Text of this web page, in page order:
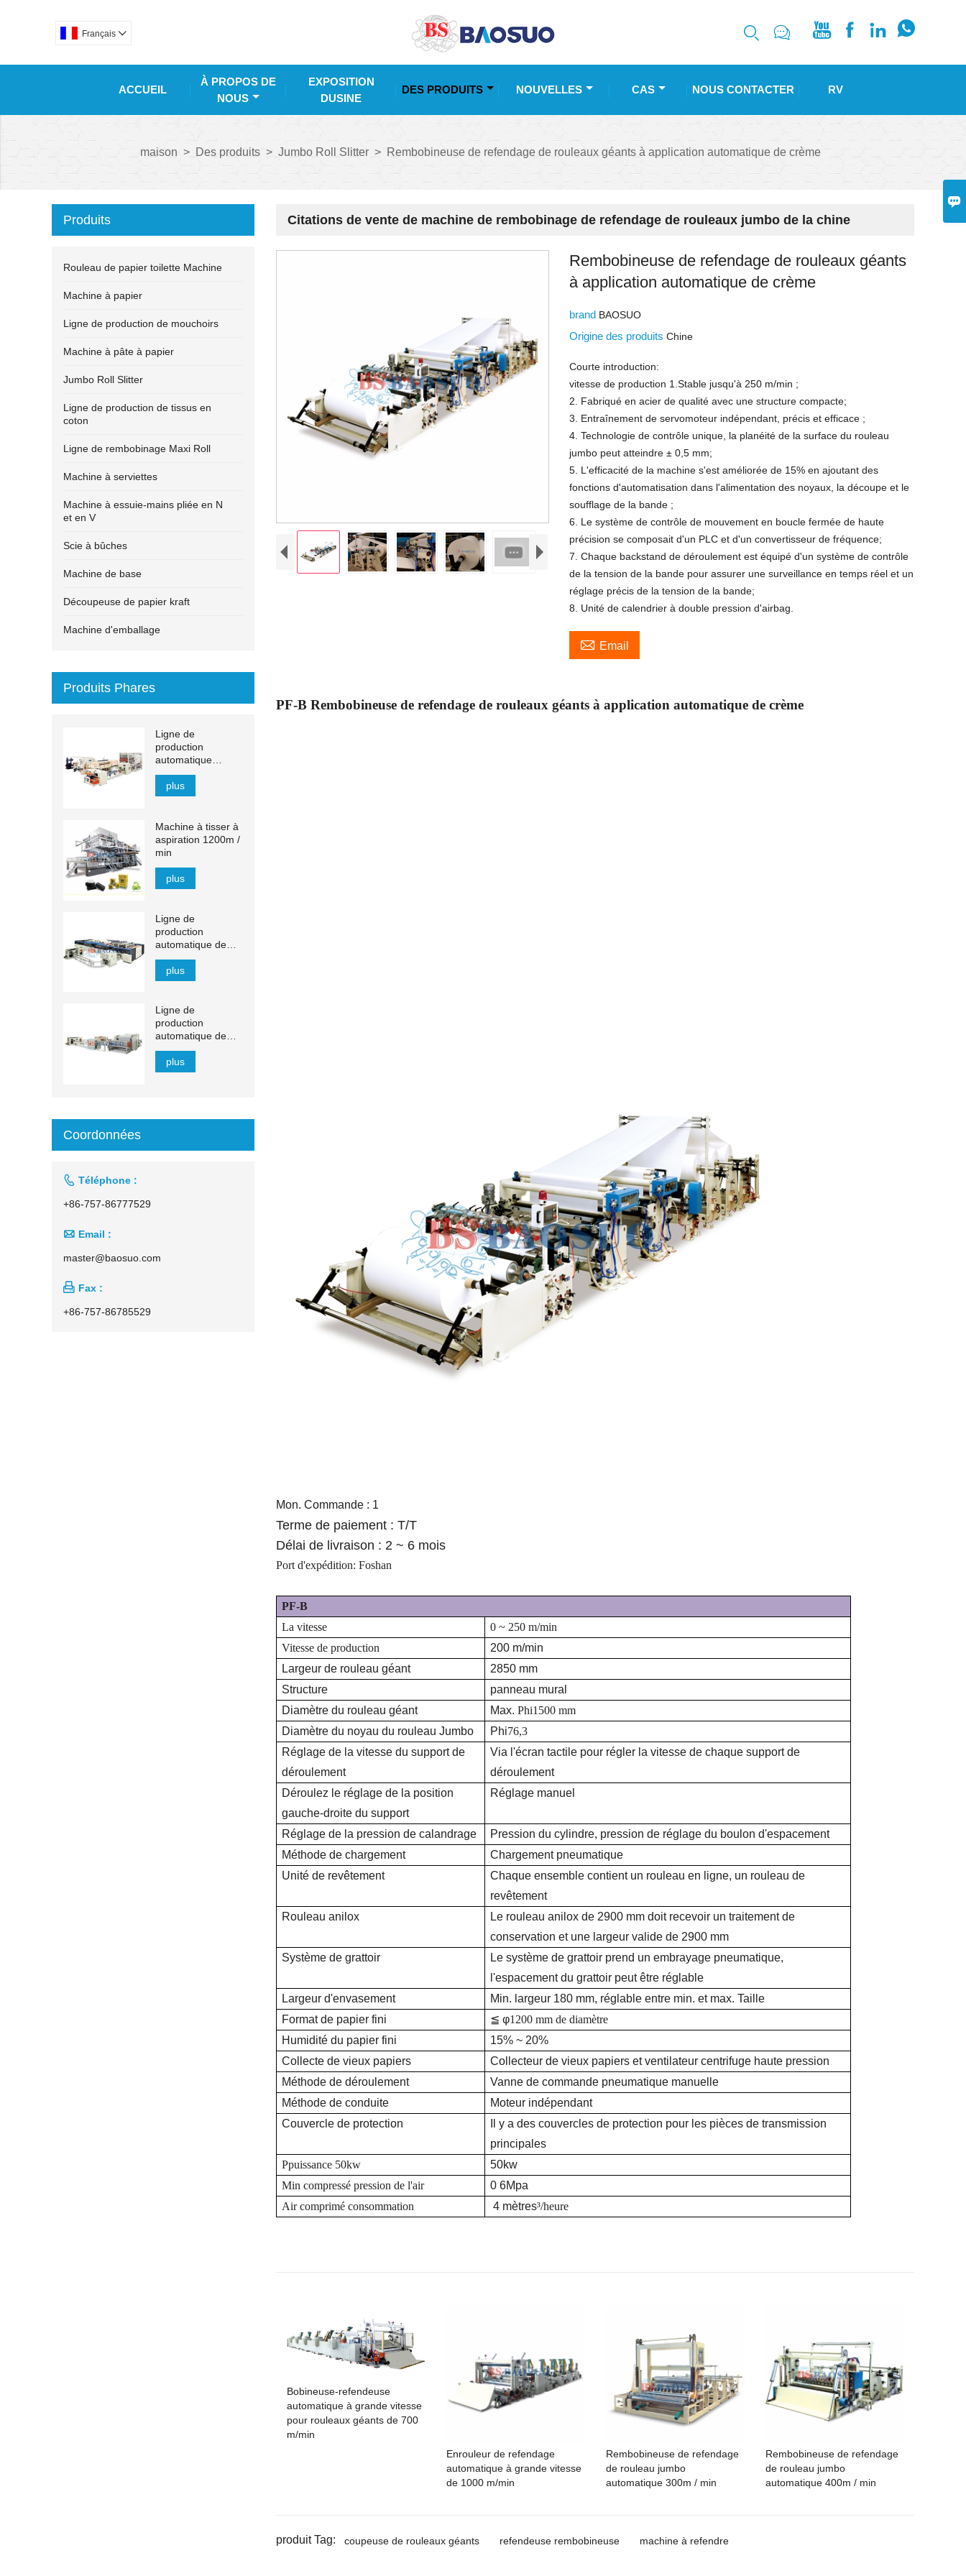

Français       
ACCUEIL
À PROPOS DE
NOUS
EXPOSITION
DUSINE
DES PRODUITS NOUVELLES CAS NOUS CONTACTER RV
maison > Des produits > Jumbo Roll Slitter > Rembobineuse de refendage de rouleaux géants à application automatique de crème
Citations de vente de machine de rembobinage de refendage de rouleaux jumbo de la chine
Rembobineuse de refendage de rouleaux géants
à application automatique de crème
brand BAOSUO
Origine des produitsChine
Courte introduction:
vitesse de production 1.Stable jusqu'à 250 m/min ;
2. Fabriqué en acier de qualité avec une structure compacte;
3. Entraînement de servomoteur indépendant, précis et efficace ;
4. Technologie de contrôle unique, la planéité de la surface du rouleau
jumbo peut atteindre ± 0,5 mm;
5. L'efficacité de la machine s'est améliorée de 15% en ajoutant des
fonctions d'automatisation dans l'alimentation des noyaux, la découpe et le
soufflage de la bande ;
6. Le système de contrôle de mouvement en boucle fermée de haute
précision se composait d'un PLC et d'un convertisseur de fréquence;
7. Chaque backstand de déroulement est équipé d'un système de contrôle
de la tension de la bande pour assurer une surveillance en temps réel et un
réglage précis de la tension de la bande;
8. Unité de calendrier à double pression d'airbag.
 Email
PF-B Rembobineuse de refendage de rouleaux géants à application automatique de crème
Mon. Commande : 1
Terme de paiement : T/T
Délai de livraison : 2 ~ 6 mois
Port d'expédition: Foshan
PF-B
La vitesse
0 ~ 250 m/min
Vitesse de production
200 m/min
Largeur de rouleau géant
2850 mm
Structure
panneau mural
Diamètre du rouleau géant
Max. Phi1500 mm
Diamètre du noyau du rouleau Jumbo
Phi76,3
Réglage de la vitesse du support de
déroulement
Via l'écran tactile pour régler la vitesse de chaque support de
déroulement
Déroulez le réglage de la position
gauche-droite du support
Réglage manuel
Réglage de la pression de calandrage
Pression du cylindre, pression de réglage du boulon d'espacement
Méthode de chargement
Chargement pneumatique
Unité de revêtement
Chaque ensemble contient un rouleau en ligne, un rouleau de
revêtement
Rouleau anilox
Le rouleau anilox de 2900 mm doit recevoir un traitement de
conservation et une largeur valide de 2900 mm
Système de grattoir
Le système de grattoir prend un embrayage pneumatique,
l'espacement du grattoir peut être réglable
Largeur d'envasement
Min. largeur 180 mm, réglable entre min. et max. Taille
Format de papier fini
≦ φ1200 mm de diamètre
Humidité du papier fini
15% ~ 20%
Collecte de vieux papiers
Collecteur de vieux papiers et ventilateur centrifuge haute pression
Méthode de déroulement
Vanne de commande pneumatique manuelle
Méthode de conduite
Moteur indépendant
Couvercle de protection
Il y a des couvercles de protection pour les pièces de transmission
principales
Ppuissance 50kw
50kw
Min compressé pression de l'air
0 6Mpa
Air comprimé consommation 4 mètres³/heure
Bobineuse-refendeuse
automatique à grande vitesse
pour rouleaux géants de 700
m/min
Enrouleur de refendage
automatique à grande vitesse
de 1000 m/min
Rembobineuse de refendage
de rouleau jumbo
automatique 300m / min
Rembobineuse de refendage
de rouleau jumbo
automatique 400m / min
produit Tag: coupeuse de rouleaux géants refendeuse rembobineuse machine à refendre
Produits
Rouleau de papier toilette Machine
Machine à papier
Ligne de production de mouchoirs
Machine à pâte à papier
Jumbo Roll Slitter
Ligne de production de tissus en
coton
Ligne de rembobinage Maxi Roll
Machine à serviettes
Machine à essuie-mains pliée en N
et en V
Scie à bûches
Machine de base
Découpeuse de papier kraft
Machine d'emballage
Produits Phares
Ligne de
production
automatique
d'essuie-mains en
papier à transfert
MJN-PL
plus
Machine à tisser à
aspiration 1200m /
min
plus
Ligne de
production
automatique de
mouchoirs YH-FG
plus
Ligne de
production
automatique de
mouchoirs en
papier à transfert
automatique de
plus
Coordonnées
 Téléphone :
+86-757-86777529
 Email :
master@baosuo.com
 Fax :
+86-757-86785529